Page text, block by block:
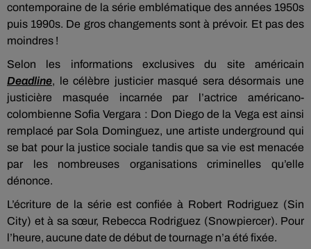
contemporaine de la série emblématique des années 1950s
puis 1990s. De gros changements sont à prévoir. Et pas des
moindres !
Selon les informations exclusives du site américain
Deadline, le célèbre justicier masqué sera désormais une
justicière masquée incarnée par l’actrice américano-
colombienne Sofia Vergara : Don Diego de la Vega est ainsi
remplacé par Sola Dominguez, une artiste underground qui
se bat pour la justice sociale tandis que sa vie est menacée
par les nombreuses organisations criminelles qu’elle
dénonce.
L’écriture de la série est confiée à Robert Rodriguez (Sin
City) et à sa sœur, Rebecca Rodriguez (Snowpiercer). Pour
l’heure, aucune date de début de tournage n’a été fixée.